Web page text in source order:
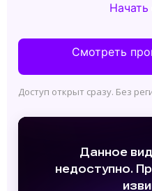
Начать
Смотреть
Доступ открыт сразу. Без